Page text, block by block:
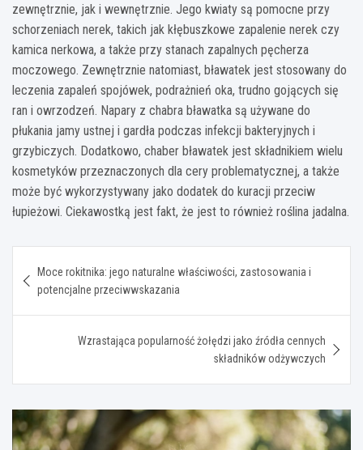
zewnętrznie, jak i wewnętrznie. Jego kwiaty są pomocne przy
schorzeniach nerek, takich jak kłębuszkowe zapalenie nerek czy
kamica nerkowa, a także przy stanach zapalnych pęcherza
moczowego. Zewnętrznie natomiast, bławatek jest stosowany do
leczenia zapaleń spojówek, podrażnień oka, trudno gojących się
ran i owrzodzeń. Napary z chabra bławatka są używane do
płukania jamy ustnej i gardła podczas infekcji bakteryjnych i
grzybiczych. Dodatkowo, chaber bławatek jest składnikiem wielu
kosmetyków przeznaczonych dla cery problematycznej, a także
może być wykorzystywany jako dodatek do kuracji przeciw
łupieżowi. Ciekawostką jest fakt, że jest to również roślina jadalna.
wpisu
Moce rokitnika: jego naturalne właściwości, zastosowania i
potencjalne przeciwwskazania
Wzrastająca popularność żołędzi jako źródła cennych
składników odżywczych